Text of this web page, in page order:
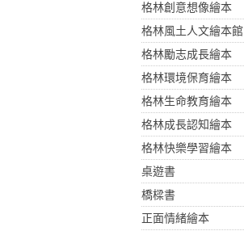
格林創意想像繪本
格林風土人文繪本館
格林勵志成長繪本
格林環境保育繪本
格林生命教育繪本
格林成長認知繪本
格林快樂學習繪本
桌遊書
橋樑書
正面情緒繪本